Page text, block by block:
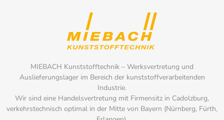
MIEBACH Kunststofftechnik – Werksvertretung und
Auslieferungslager im Bereich der kunststoffverarbeitenden
Industrie.
Wir sind eine Handelsvertretung mit Firmensitz in Cadolzburg,
verkehrstechnisch optimal in der Mitte von Bayern (Nürnberg, Fürth,